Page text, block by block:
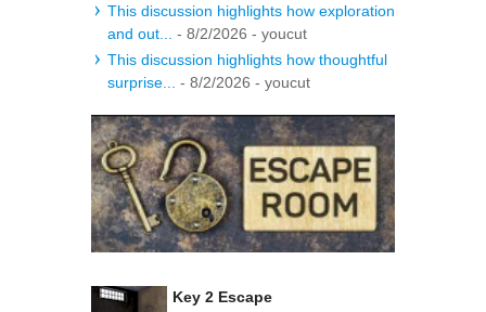
This discussion highlights how exploration
and out...
- 8/2/2026 - youcut
This discussion highlights how thoughtful
surprise...
- 8/2/2026 - youcut
Key 2 Escape